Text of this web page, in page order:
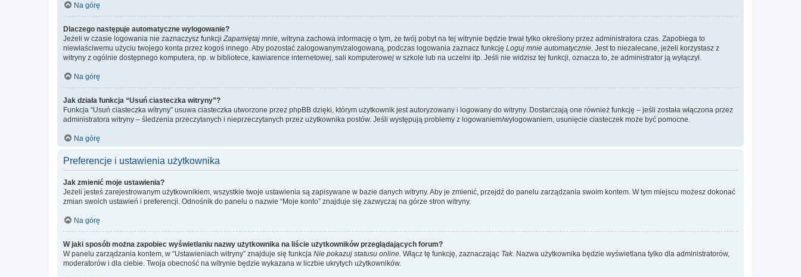
Na górę
Dlaczego następuje automatyczne wylogowanie?
Jeżeli w czasie logowania nie zaznaczysz funkcji Zapamiętaj mnie , witryna zachowa informację o tym, że twój pobyt na tej witrynie będzie trwał tylko określony przez administratora czas. Zapobiega to
niewłaściwemu użyciu twojego konta przez kogoś innego. Aby pozostać zalogowanym/zalogowaną, podczas logowania zaznacz funkcję Loguj mnie automatycznie . Jest to niezalecane, jeżeli korzystasz z
witryny z ogólnie dostępnego komputera, np. w bibliotece, kawiarence internetowej, sali komputerowej w szkole lub na uczelni itp. Jeśli nie widzisz tej funkcji, oznacza to, że administrator ją wyłączył.
Na górę
Jak działa funkcja “Usuń ciasteczka witryny”?
Funkcja “Usuń ciasteczka witryny” usuwa ciasteczka utworzone przez phpBB dzięki, którym użytkownik jest autoryzowany i logowany do witryny. Dostarczają one również funkcję – jeśli została włączona przez
administratora witryny – śledzenia przeczytanych i nieprzeczytanych przez użytkownika postów. Jeśli występują problemy z logowaniem/wylogowaniem, usunięcie ciasteczek może być pomocne.
Na górę
Preferencje i ustawienia użytkownika
Jak zmienić moje ustawienia?
Jeżeli jesteś zarejestrowanym użytkownikiem, wszystkie twoje ustawienia są zapisywane w bazie danych witryny. Aby je zmienić, przejdź do panelu zarządzania swoim kontem. W tym miejscu możesz dokonać
zmian swoich ustawień i preferencji. Odnośnik do panelu o nazwie “Moje konto” znajduje się zazwyczaj na górze stron witryny.
Na górę
W jaki sposób można zapobiec wyświetlaniu nazwy użytkownika na liście użytkowników przeglądających forum?
W panelu zarządzania kontem, w “Ustawieniach witryny” znajduje się funkcja Nie pokazuj statusu online . Włącz tę funkcję, zaznaczając Tak. Nazwa użytkownika będzie wyświetlana tylko dla administratorów,
moderatorów i dla ciebie. Twoja obecność na witrynie będzie wykazana w liczbie ukrytych użytkowników.